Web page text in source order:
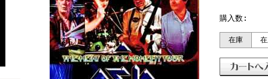
購入数:
在庫